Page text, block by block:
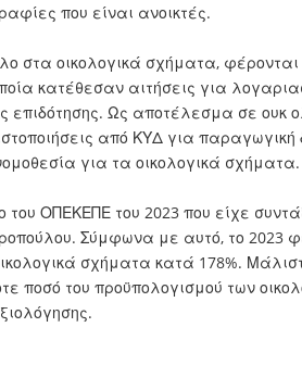
που είναι ανοικτές.
στα οικολογικά σχήματα,
κατέθεσαν αιτήσεις για
επιδότησης. Ως αποτέλεσμα σε ουκ
από ΚΥΔ για παραγωγική
για τα οικολογικά σχήματα.
ΟΠΕΚΕΠΕ του 2023 που είχε
Σύμφωνα με αυτό, το 2023
σχήματα κατά 178%.
ποσό του προϋπολογισμού των